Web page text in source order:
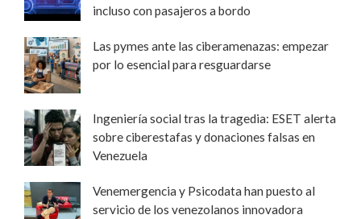
incluso con pasajeros a bordo
Las pymes ante las ciberamenazas: empezar
por lo esencial para resguardarse
Ingeniería social tras la tragedia: ESET alerta
sobre ciberestafas y donaciones falsas en
Venezuela
Venemergencia y Psicodata han puesto al
servicio de los venezolanos innovadora